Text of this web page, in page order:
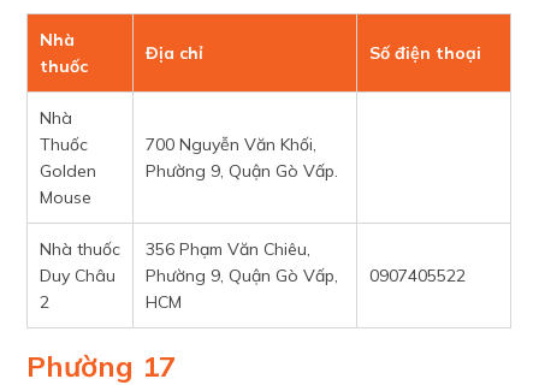
Nhà
thuốc
Địa chỉ Số điện thoại
Nhà
Thuốc
Golden
Mouse
700 Nguyễn Văn Khối,
Phường 9, Quận Gò Vấp.
Nhà thuốc
Duy Châu
2
356 Phạm Văn Chiêu,
Phường 9, Quận Gò Vấp,
HCM
0907405522
Phường 17